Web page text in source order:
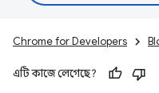
Chrome for Developers
এটি কাজে লেগেছে?